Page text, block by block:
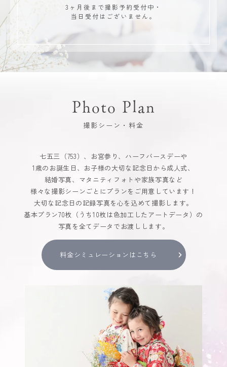
3ヶ月後まで撮影予約受付中・
当日受付はございません。
Photo Plan
撮影シーン・料金
七五三（753）、お宮参り、ハーフバースデーや
1歳のお誕生日、お子様の大切な記念日から成人式、
結婚写真、マタニティフォトや家族写真など
様々な撮影シーンごとにプランをご用意しています！
大切な記念日の記録写真を心を込めて撮影します。
基本プラン70枚（うち10枚は色加工したアートデータ）の
写真を全てデータでお渡しします。
料金シミュレーションはこちら